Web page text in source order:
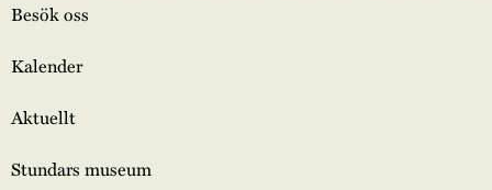
Besök oss
Kalender
Aktuellt
Stundars museum